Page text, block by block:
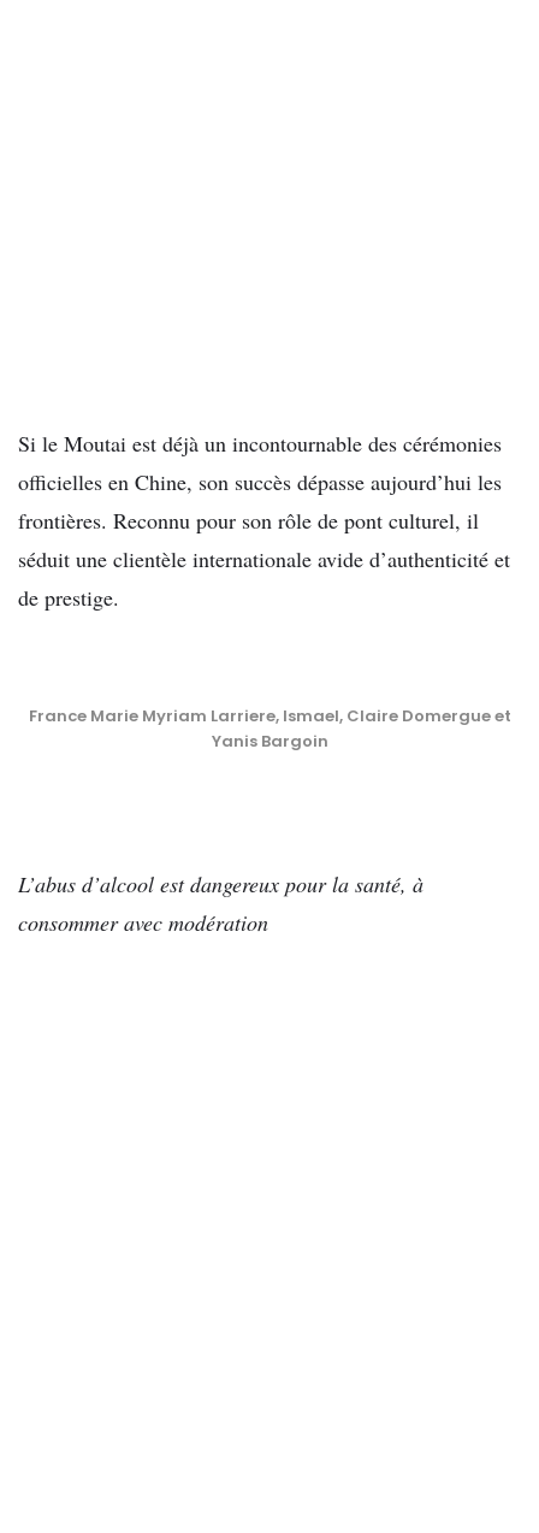
Si le Moutai est déjà un incontournable des cérémonies
officielles en Chine, son succès dépasse aujourd’hui les
frontières. Reconnu pour son rôle de pont culturel, il
séduit une clientèle internationale avide d’authenticité et
de prestige.
France Marie Myriam Larriere, Ismael, Claire Domergue et
Yanis Bargoin
L’abus d’alcool est dangereux pour la santé, à
consommer avec modération